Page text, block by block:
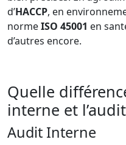
d’HACCP, en
normeISO 45001 en
d’autres encore.
Quelle
interne et
Audit Interne